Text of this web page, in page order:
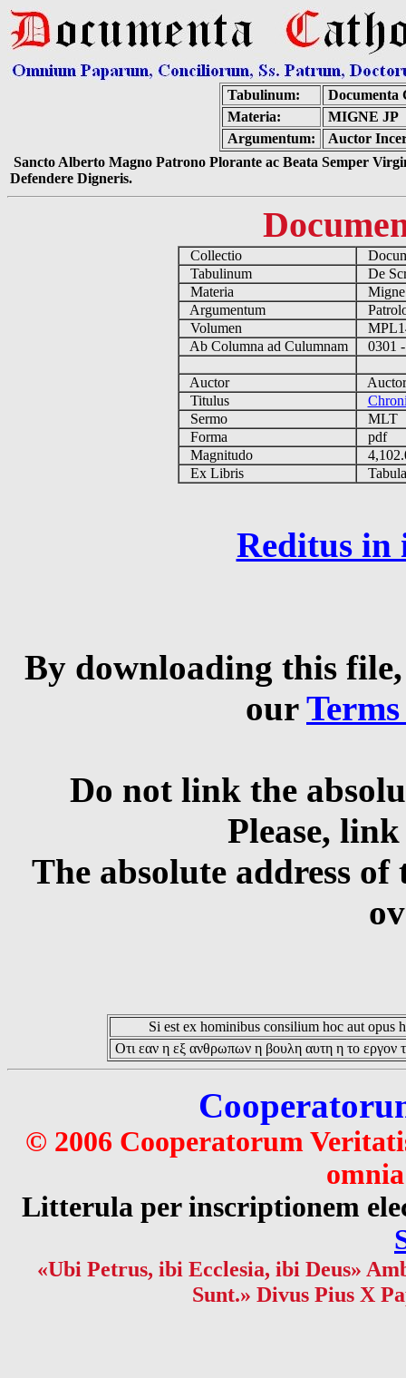
Tabulinum:
Documenta
Materia:
MIGNE JP
Argumentum:
Auctor
Sancto Alberto Magno Patrono Plorante ac Beata Semper
Defendere Digneris.
Collectio
Tabulinum
De
Materia
Argumentum
Volumen
Ab Columna ad Culumnam
0301
Auctor
Titulus
Sermo
MLT
Forma
pdf
Magnitudo
Ex Libris
Reditus in
By downloading this
our
Do not link the
Please,
The absolute address
Si est ex hominibus consilium hoc aut opus
Οτι εαν η εξ ανθρωπων η βουλη αυτη η το εργον
© 2006 Cooperatorum
Litterula per inscriptionem
«Ubi Petrus, ibi Ecclesia, ibi Deus»
Sunt.» Divus Pius X